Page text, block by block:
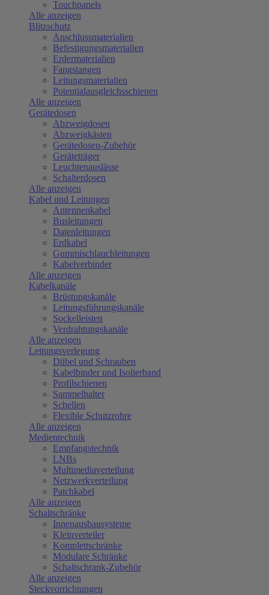
Touchpanels
Alle anzeigen
Blitzschutz
Anschlussmaterialien
Befestigungsmaterialien
Erdermaterialien
Fangstangen
Leitungsmaterialien
Potentialausgleichsschienen
Alle anzeigen
Gerätedosen
Abzweigdosen
Abzweigkästen
Gerätedosen-Zubehör
Geräteträger
Leuchtenauslässe
Schalterdosen
Alle anzeigen
Kabel und Leitungen
Antennenkabel
Busleitungen
Datenleitungen
Erdkabel
Gummischlauchleitungen
Kabelverbinder
Alle anzeigen
Kabelkanäle
Brüstungskanäle
Leitungsführungskanäle
Sockelleisten
Verdrahtungskanäle
Alle anzeigen
Leitungsverlegung
Dübel und Schrauben
Kabelbinder und Isolierband
Profilschienen
Sammelhalter
Schellen
Flexible Schutzrohre
Alle anzeigen
Medientechnik
Empfangstechnik
LNBs
Multimediaverteilung
Netzwerkverteilung
Patchkabel
Alle anzeigen
Schaltschränke
Innenausbausysteme
Kleinverteiler
Komplettschränke
Modulare Schränke
Schaltschrank-Zubehör
Alle anzeigen
Steckvorrichtungen